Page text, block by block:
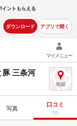
ントもらえる
ダウンロード アプリで開く
マイメニュー
豚 三条河
写真 口コミ
10